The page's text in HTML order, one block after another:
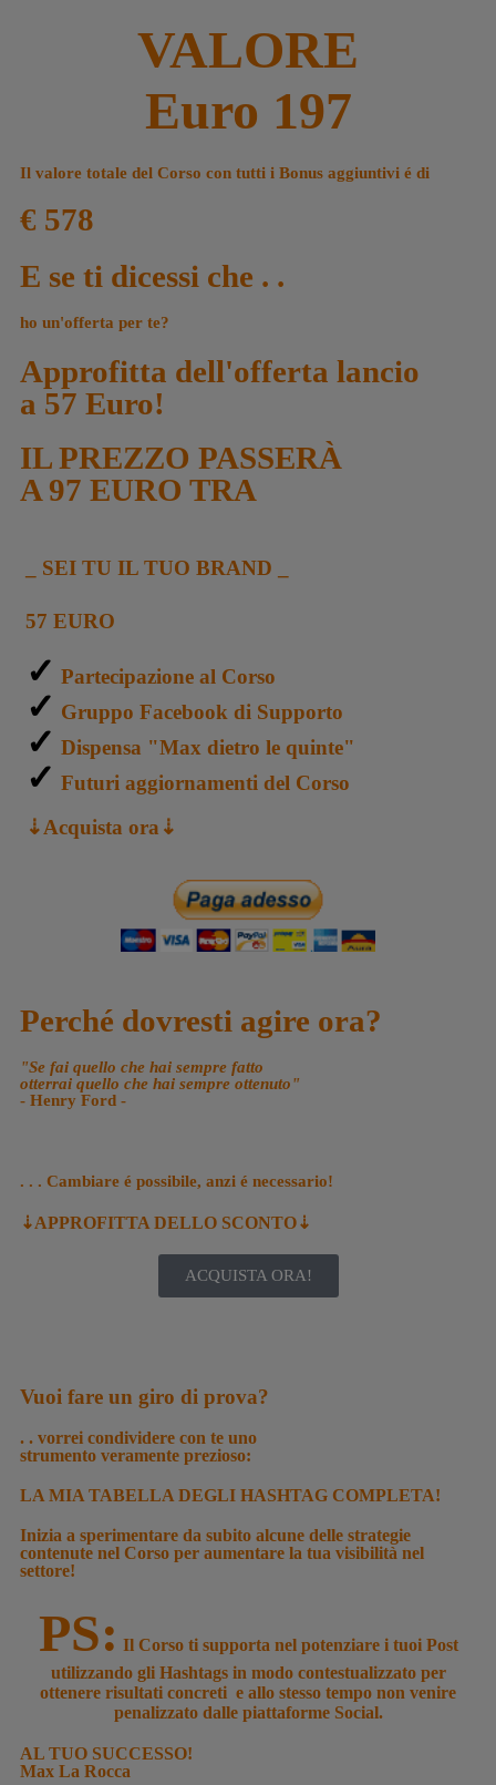
VALORE
Euro 197
Il valore totale del Corso con tutti i Bonus aggiuntivi é di
€ 578
E se ti dicessi che . .
ho un'offerta per te?
Approfitta dell'offerta lancio
a 57 Euro!
IL PREZZO PASSERÀ
A 97 EURO TRA
_ SEI TU IL TUO BRAND _
57 EURO
✓ Partecipazione al Corso
✓ Gruppo Facebook di Supporto
✓ Dispensa "Max dietro le quinte"
✓ Futuri aggiornamenti del Corso
⇣Acquista ora⇣
Perché dovresti agire ora?
"Se fai quello che hai sempre fatto
otterrai quello che hai sempre ottenuto"
- Henry Ford -
. . . Cambiare é possibile, anzi é necessario!
⇣APPROFITTA DELLO SCONTO⇣
ACQUISTA ORA!
Vuoi fare un giro di prova?
. . vorrei condividere con te uno
strumento veramente prezioso:
LA MIA TABELLA DEGLI HASHTAG COMPLETA!
Inizia a sperimentare da subito alcune delle strategie
contenute nel Corso per aumentare la tua visibilità nel
settore!
PS: Il Corso ti supporta nel potenziare i tuoi Post
utilizzando gli Hashtags in modo contestualizzato per
ottenere risultati concreti e allo stesso tempo non venire
penalizzatodalle piattaforme Social.
AL TUO SUCCESSO!
Max La Rocca